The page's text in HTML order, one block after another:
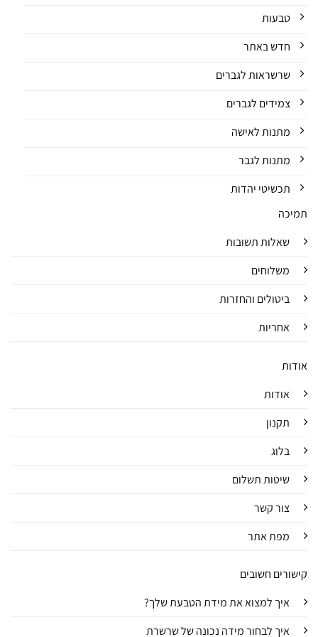
טבעות
חדש באתר
שרשראות לגברים
צמידים לגברים
מתנות לאישה
מתנות לגבר
תכשיטי יהדות
תמיכה
שאלות תשובות
משלוחים
ביטולים והחזרות
אחריות
אודות
אודות
תקנון
בלוג
שיטות תשלום
צור קשר
מפת אתר
קישורים חשובים
איך למצוא את מידת הטבעת שלך?
איך לבחור מידה נכונה של שרשרת